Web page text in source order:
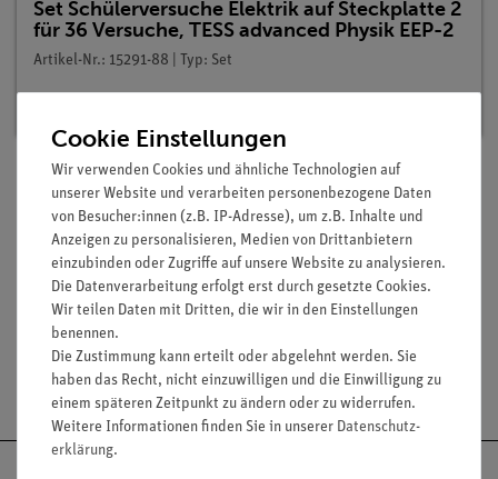
Set Schülerversuche Elektrik auf Steckplatte 2
für 36 Versuche, TESS advanced Physik EEP-2
Artikel-Nr.: 15291-88 | Typ: Set
Lieferumfang
Media / Downloads
Versandkostenfrei ab 300,- €
Cookie Einstellungen
Wir verwenden Cookies und ähnliche Technologien auf
unserer Website und verarbeiten personenbezogene Daten
von Besucher:innen (z.B. IP-Adresse), um z.B. Inhalte und
Anzeigen zu personalisieren, Medien von Drittanbietern
einzubinden oder Zugriffe auf unsere Website zu analysieren.
Die Datenverarbeitung erfolgt erst durch gesetzte Cookies.
Wir teilen Daten mit Dritten, die wir in den Einstellungen
benennen.
Die Zustimmung kann erteilt oder abgelehnt werden. Sie
haben das Recht, nicht einzuwilligen und die Einwilligung zu
einem späteren Zeitpunkt zu ändern oder zu widerrufen.
Weitere Informationen finden Sie in unserer Daten­schutz­
erklärung.